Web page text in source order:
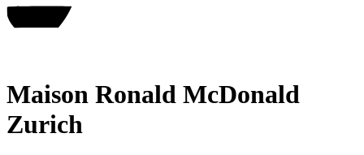
Maison Ronald McDonald
Zurich